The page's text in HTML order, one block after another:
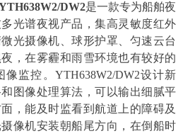
W2/DW2是一款专为船舶夜
多光谱夜视产品，集高灵敏度红外
微光摄像机、球形护罩、 匀速云台
，在雾霾和雨雪环境也有较好的
监控。 YTH638W2/DW2设计新
图像处理算法，可以输出细腻平
，能及时监看到航道上的障碍及
像机安装朝船尾方向，在倒船时